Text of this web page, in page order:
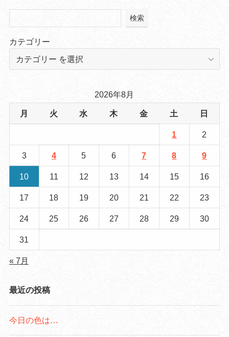
検索
カテゴリー
2026年8月
月 火 水 木 金 土 日
1 2
3 4 5 6 7 8 9
10 11 12 13 14 15 16
17 18 19 20 21 22 23
24 25 26 27 28 29 30
31
« 7月
最近の投稿
今日の色は…